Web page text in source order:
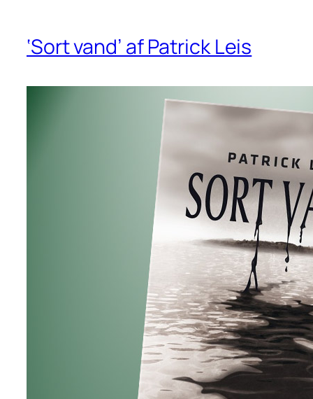
‘Sort vand’ af Patrick Leis